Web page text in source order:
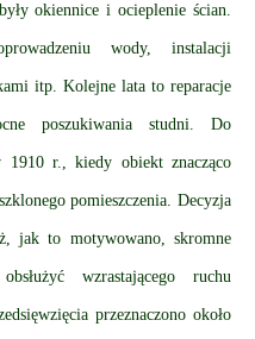
okiennice i ocieplenie ścian.
wody, instalacji
itp. Kolejne lata to reparacje
poszukiwania studni. Do
1910 r., kiedy obiekt znacząco
pomieszczenia. Decyzja
jak to motywowano, skromne
wzrastającego ruchu
przeznaczono około